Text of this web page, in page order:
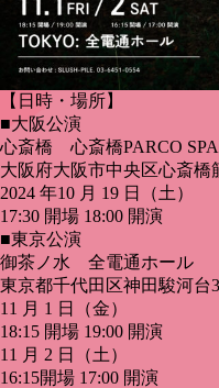
【日時・場所】
■大阪公演
心斎橋 心斎橋PARCO
大阪府大阪市中央区心斎橋
2024 年10 月 19 日（土）
17:30 開場 18:00 開演
■東京公演
御茶ノ水 全電通ホール
東京都千代田区神田駿河台
11 月 1 日（金）
18:15 開場 19:00 開演
11 月 2 日（土）
16:15開場 17:00 開演